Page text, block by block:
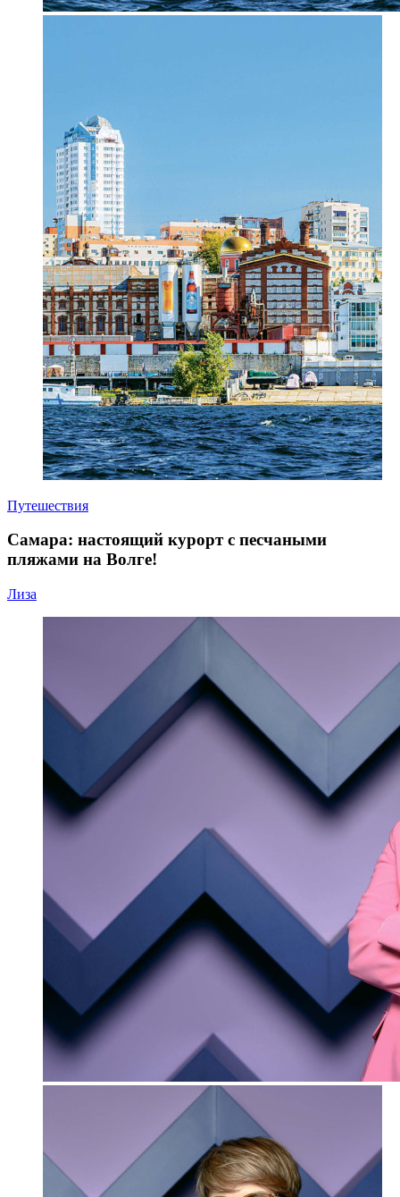
Путешествия
Самара: настоящий курорт с песчаными
пляжами на Волге!
Лиза